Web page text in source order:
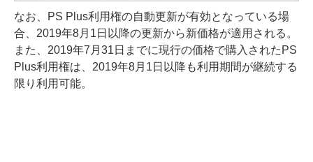
なお、PS Plus利用権の自動更新が有効となっている場
合、2019年8月1日以降の更新から新価格が適用される。
また、2019年7月31日までに現行の価格で購入されたPS
Plus利用権は、2019年8月1日以降も利用期間が継続する
限り利用可能。